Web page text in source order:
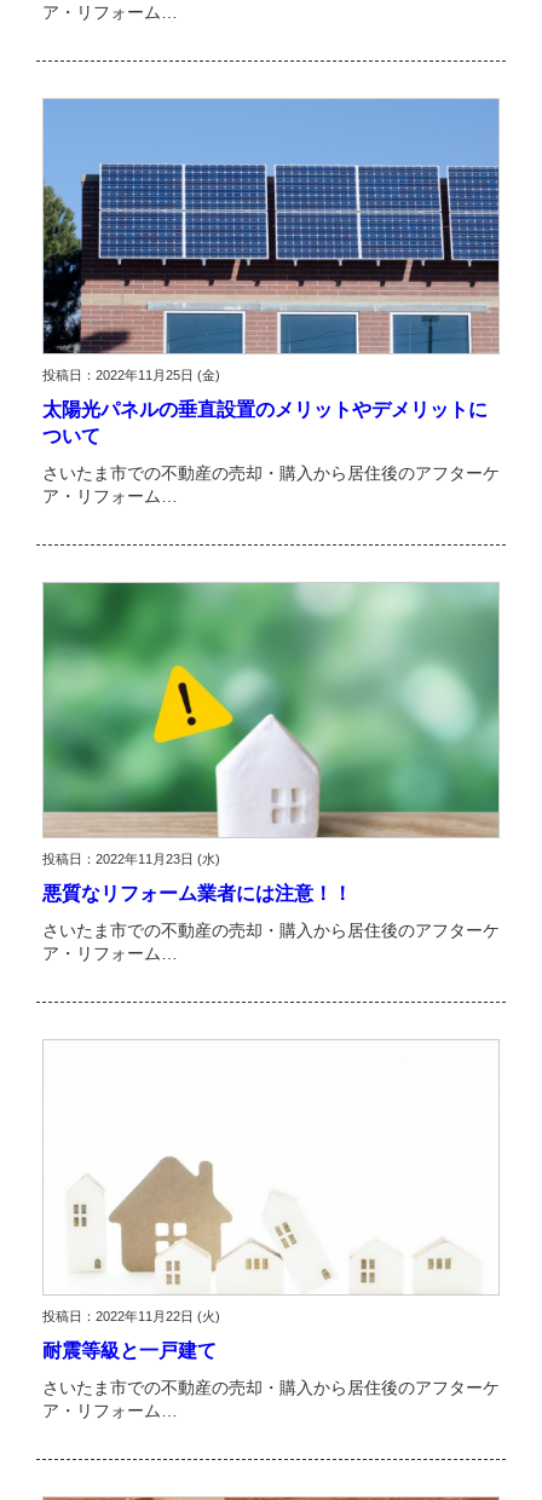
ア・リフォーム…
投稿日：2022年11月25日 (金)
太陽光パネルの垂直設置のメリットやデメリットに
ついて
さいたま市での不動産の売却・購入から居住後のアフターケ
ア・リフォーム…
投稿日：2022年11月23日 (水)
悪質なリフォーム業者には注意！！
さいたま市での不動産の売却・購入から居住後のアフターケ
ア・リフォーム…
投稿日：2022年11月22日 (火)
耐震等級と一戸建て
さいたま市での不動産の売却・購入から居住後のアフターケ
ア・リフォーム…